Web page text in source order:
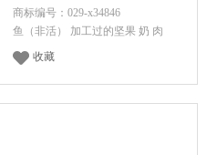
商标编号：029-x34846
鱼（非活） 加工过的坚果 奶 肉
收藏